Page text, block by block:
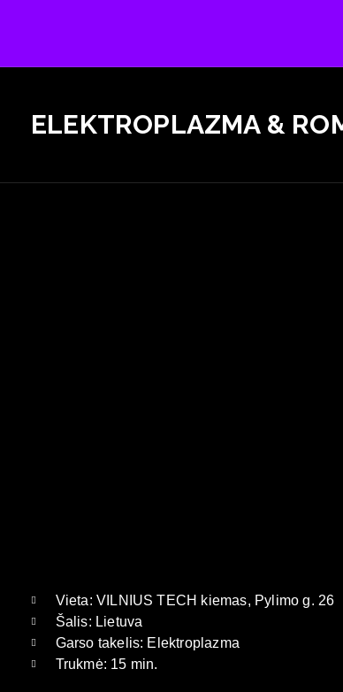
ELEKTROPLAZMA &
Vieta: VILNIUS TECH kiemas, Pylimo g. 26
Šalis: Lietuva
Garso takelis: Elektroplazma
Trukmė: 15 min.